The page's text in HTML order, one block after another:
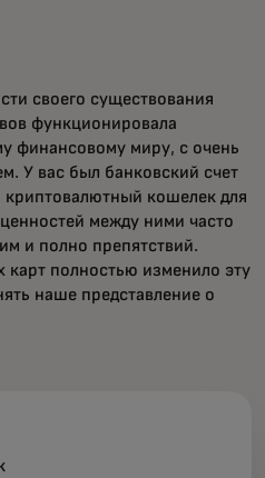
своего существования
функционировала
финансовому миру, с очень
У вас был банковский счет
кошелек для
между ними часто
и полно препятствий.
карт полностью изменило эту
наше представление о